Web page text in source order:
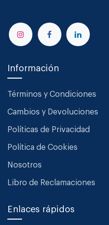
Información
Términos y Condiciones
Cambios y Devoluciones
Políticas de Privacidad
Política de Cookies
Nosotros
Libro de Reclamaciones
Enlaces rápidos